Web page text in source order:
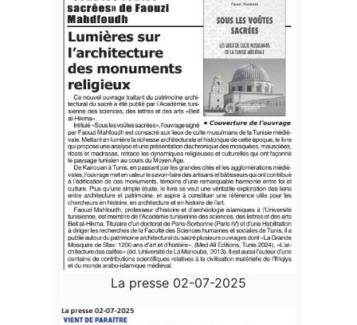
La presse 02-07-2025